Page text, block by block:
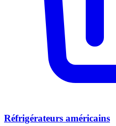
Réfrigérateurs américains